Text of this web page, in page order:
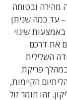
מהירה ובטוחה
עד כמה שניתן
שינוי
את דרכם
השלילית
פריקת
הקיימות,
זהו חומר זול